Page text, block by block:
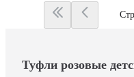
Туфли розовые